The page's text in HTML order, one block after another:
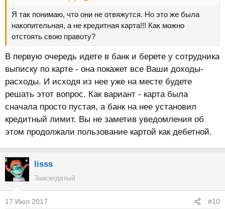
Я так понимаю, что они не отвяжутся. Но это же была
накопительная, а не кредитная карта!!! Как можно
отстоять свою правоту?
В первую очередь идете в банк и берете у сотрудника
выписку по карте - она покажет все Ваши доходы-
расходы. И исходя из нее уже на месте будете
решать этот вопрос. Как вариант - карта была
сначала просто пустая, а банк на нее установил
кредитный лимит. Вы не заметив уведомления об
этом продолжали пользование картой как дебетной.
lisss
Завсегдатый
17 Июл 2017 #10